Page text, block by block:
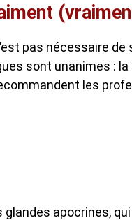
pas nécessaire
sont unanimes : la
les
apocrines,